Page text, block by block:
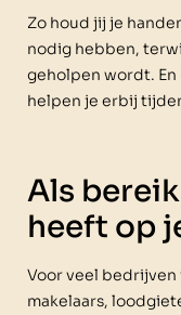
Zo houd jij je
nodig hebben,
geholpen wordt. En
helpen je erbij
Als
heeft op
Voor veel bedrijven
makelaars,